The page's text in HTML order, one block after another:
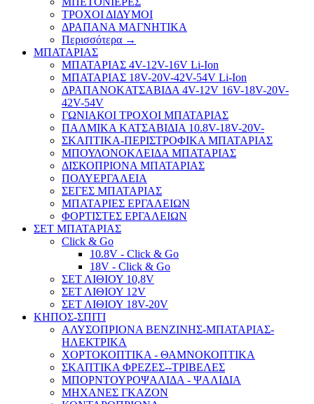
ΤΡΟΧΟΙ ΔΙΔΥΜΟΙ
ΔΡΑΠΑΝΑ ΜΑΓΝΗΤΙΚΑ
Περισσότερα →
ΜΠΑΤΑΡΙΑΣ
ΜΠΑΤΑΡΙΑΣ 4V-12V-16V Li-Ion
ΜΠΑΤΑΡΙΑΣ 18V-20V-42V-54V Li-Ion
ΔΡΑΠΑΝΟΚΑΤΣΑΒΙΔΑ 4V-12V 16V-18V-20V-
42V-54V
ΓΩΝΙΑΚΟΙ ΤΡΟΧΟΙ ΜΠΑΤΑΡΙΑΣ
ΠΑΛΜΙΚΑ ΚΑΤΣΑΒΙΔΙΑ 10.8V-18V-20V-
ΣΚΑΠΤΙΚΑ-ΠΕΡΙΣΤΡΟΦΙΚΑ ΜΠΑΤΑΡΙΑΣ
ΜΠΟΥΛΟΝΟΚΛΕΙΔΑ ΜΠΑΤΑΡΙΑΣ
ΔΙΣΚΟΠΡΙΟΝΑ ΜΠΑΤΑΡΙΑΣ
ΠΟΛΥΕΡΓΑΛΕΙΑ
ΣΕΓΕΣ ΜΠΑΤΑΡΙΑΣ
ΜΠΑΤΑΡΙΕΣ ΕΡΓΑΛΕΙΩΝ
ΦΟΡΤΙΣΤΕΣ ΕΡΓΑΛΕΙΩΝ
ΣΕΤ ΜΠΑΤΑΡΙΑΣ
Click & Go
10.8V - Click & Go
18V - Click & Go
ΣΕΤ ΛΙΘΙΟΥ 10,8V
ΣΕΤ ΛΙΘΙΟΥ 12V
ΣΕΤ ΛΙΘΙΟΥ 18V-20V
ΚΗΠΟΣ-ΣΠΙΤΙ
ΑΛΥΣΟΠΡΙΟΝΑ ΒΕΝΖΙΝΗΣ-ΜΠΑΤΑΡΙΑΣ-
ΗΛΕΚΤΡΙΚΑ
ΧΟΡΤΟΚΟΠΤΙΚΑ - ΘΑΜΝΟΚΟΠΤΙΚΑ
ΣΚΑΠΤΙΚΑ ΦΡΕΖΕΣ--ΤΡΙΒΕΛΕΣ
ΜΠΟΡΝΤΟΥΡΟΨΑΛΙΔΑ - ΨΑΛΙΔΙΑ
ΜΗΧΑΝΕΣ ΓΚΑΖΟΝ